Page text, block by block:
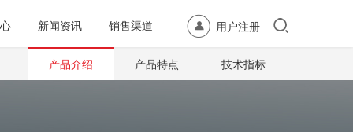
新闻资讯 销售渠道 用户注册
产品介绍 产品特点 技术指标